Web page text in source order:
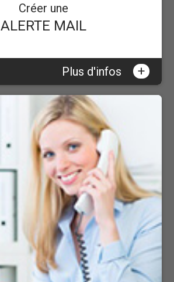
Créer une
ALERTE MAIL
Plus d'infos +